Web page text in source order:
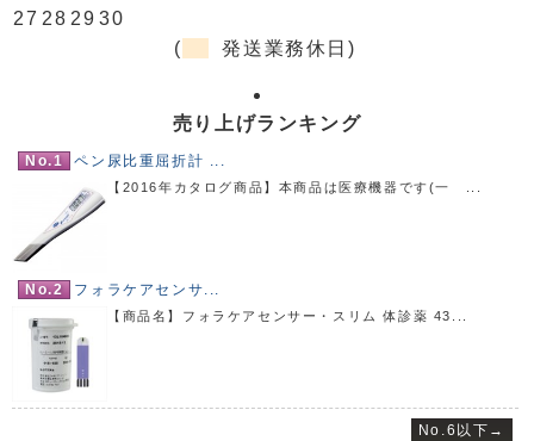
27 28 29 30
(
発送業務休日)
売り上げランキング
No.1 ペン尿比重屈折計 ...
【2016年カタログ商品】本商品は医療機器です(一 ...
No.2 フォラケアセンサ...
【商品名】フォラケアセンサー・スリム 体診薬 43...
No.6以下→